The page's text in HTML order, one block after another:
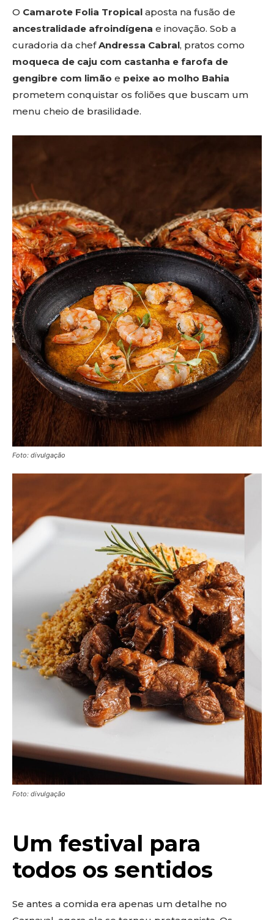
O Camarote Folia Tropical aposta na fusão de
ancestralidade afroindígena e inovação. Sob a
curadoria da chefAndressa Cabral, pratos como
moqueca de caju com castanha e farofa de
gengibre com limão e peixe ao molho Bahia
prometem conquistar os foliões que buscam um
menu cheio de brasilidade.
Foto: divulgação
Foto: divulgação
Um festival para
todos os sentidos
Se antes a comida era apenas um detalhe no